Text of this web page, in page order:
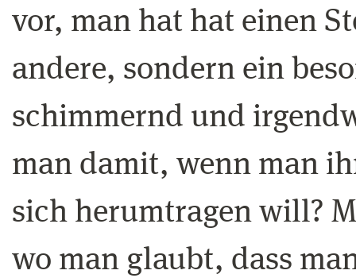
vor, man hat hat einen
andere, sondern ein
schimmernd und
man damit, wenn man
sich herumtragen will?
wo man glaubt, dass